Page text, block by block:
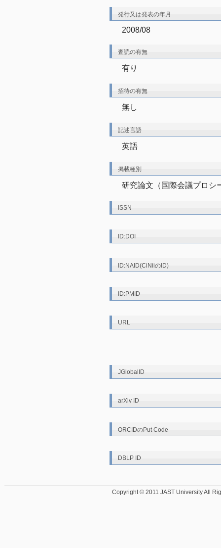
発行又は発表の年月
2008/08
査読の有無
有り
招待の有無
無し
記述言語
英語
掲載種別
研究論文（国際会議プロシ
ISSN
ID:DOI
ID:NAID(CiNiiのID)
ID:PMID
URL
JGlobalID
arXiv ID
ORCIDのPut Code
DBLP ID